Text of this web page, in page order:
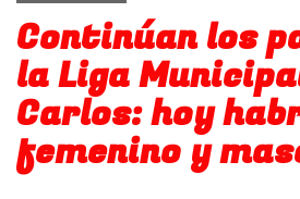
Continúan los
la Liga
Carlos: hoy
femenino y